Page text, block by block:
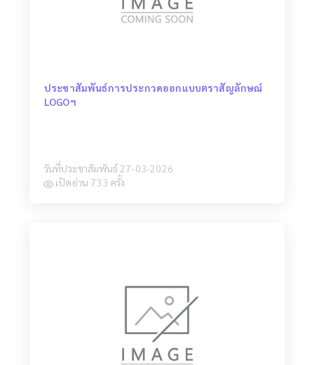
ประชาสัมพันธ์การประกวดออกแบบตราสัญลักษณ์
LOGOฯ
วันที่ประชาสัมพันธ์ 27-03-2026
เปิดอ่าน 733 ครั้ง